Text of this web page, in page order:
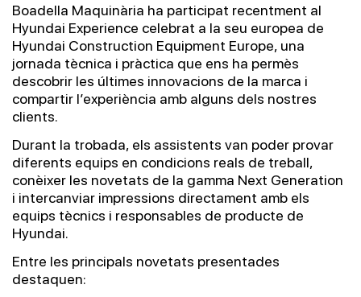
Boadella Maquinària ha participat recentment al
Hyundai Experience celebrat a la seu europea de
Hyundai Construction Equipment Europe, una
jornada tècnica i pràctica que ens ha permès
descobrir les últimes innovacions de la marca i
compartir l’experiència amb alguns dels nostres
clients.
Durant la trobada, els assistents van poder provar
diferents equips en condicions reals de treball,
conèixer les novetats de la gamma Next Generation
i intercanviar impressions directament amb els
equips tècnics i responsables de producte de
Hyundai.
Entre les principals novetats presentades
destaquen: